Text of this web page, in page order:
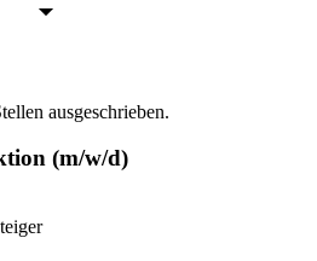
ausgeschrieben.
(m/w/d)